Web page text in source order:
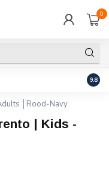
0
9.8
│Rood-Navy
| Kids -